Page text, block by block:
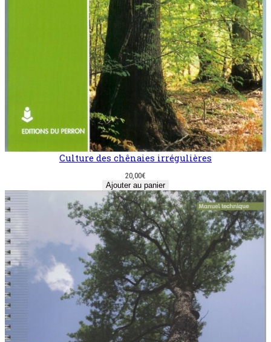
Culture des chênaies irrégulières
20,00€
Ajouter au panier